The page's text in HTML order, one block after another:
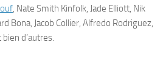
, Nate Smith Kinfolk, Jade Elliott, Nik
Bona, Jacob Collier, Alfredo Rodriguez,
d’autres.